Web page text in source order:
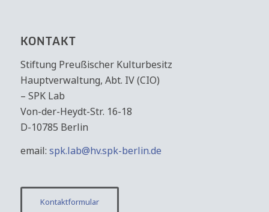
KONTAKT
Stiftung Preußischer Kulturbesitz
Hauptverwaltung, Abt. IV (CIO)
– SPK Lab
Von-der-Heydt-Str. 16-18
D-10785 Berlin
email: spk.lab@hv.spk-berlin.de
Kontaktformular